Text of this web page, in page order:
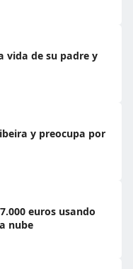
vida de su padre y
y preocupa por
euros usando
nube